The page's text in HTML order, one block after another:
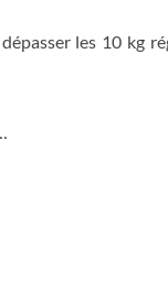
les 10 kg